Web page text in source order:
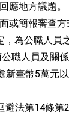
應地方議題。
或簡報審查方
為公職人員
職人員及關
臺幣5萬元
法第14條第